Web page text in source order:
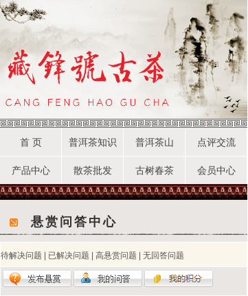
首 页 普洱茶知识 普洱茶山 点评交流
产品中心 散茶批发 古树春茶 会员中心
待解决问题 已解决问题 高悬赏问题 无回答问题
悬赏问答中心